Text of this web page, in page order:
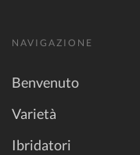
NAVIGAZIONE
Benvenuto
Varietà
Ibridatori